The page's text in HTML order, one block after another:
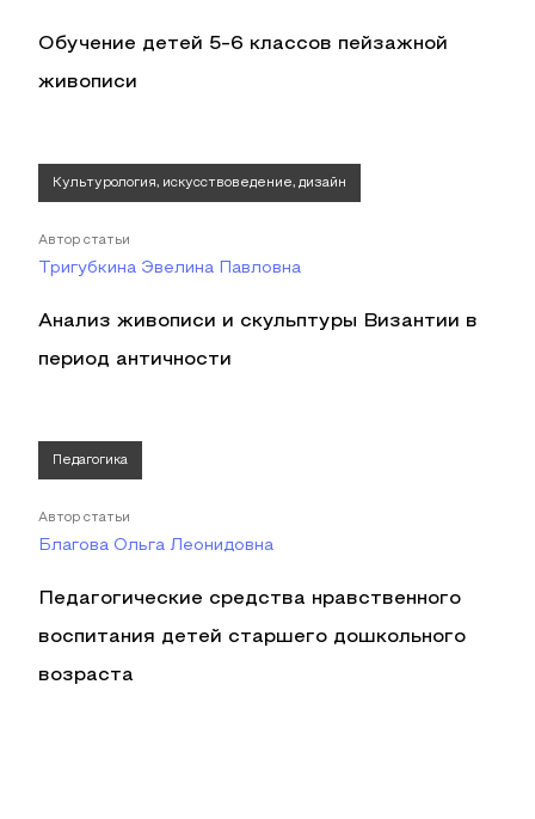
Обучение детей 5-6 классов пейзажной
живописи
Культурология, искусствоведение, дизайн
Автор статьи
Тригубкина Эвелина Павловна
Анализ живописи и скульптуры Византии в
период античности
Педагогика
Автор статьи
Благова Ольга Леонидовна
Педагогические средства нравственного
воспитания детей старшего дошкольного
возраста